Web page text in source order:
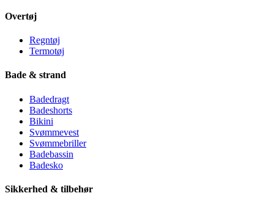
Overtøj
Regntøj
Termotøj
Bade & strand
Badedragt
Badeshorts
Bikini
Svømmevest
Svømmebriller
Badebassin
Badesko
Sikkerhed & tilbehør